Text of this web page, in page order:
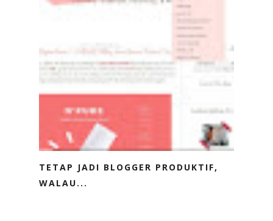
TETAP JADI BLOGGER PRODUKTIF,
WALAU...